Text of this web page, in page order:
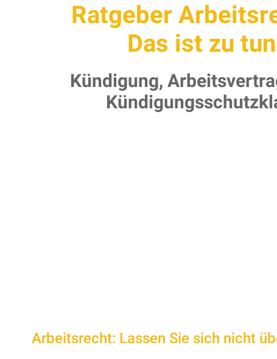
Ratgeber
Das ist zu
Kündigung,
Arbeitsrecht: Lassen Sie sich nicht